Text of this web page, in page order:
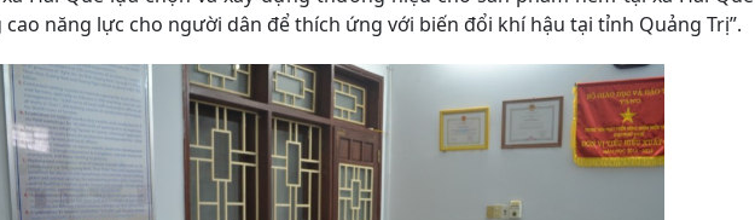
cao năng lực cho người dân để thích ứng với biến đổi khí hậu tại tỉnh Quảng Trị”.